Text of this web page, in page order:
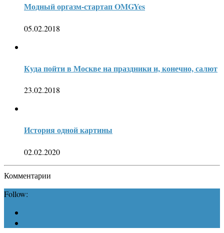
Модный оргазм-стартап OMGYes
05.02.2018
Куда пойти в Москве на праздники и, конечно, салют
23.02.2018
История одной картины
02.02.2020
Комментарии
Follow: